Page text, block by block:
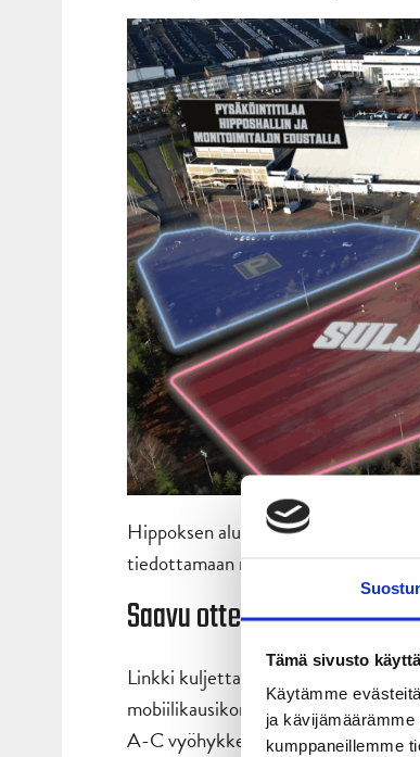
Tämä sivusto
Käytämme
ja
kumppaneillemme
Hippoksen alueen
tiedottamaan muutoksista ja niiden
Saavu ottelutapahtumaan
Linkki kuljettaa JYPin
mobiilikausikorttia näyttämällä voi
A-C vyöhykkeiden vuoroilla 2,5